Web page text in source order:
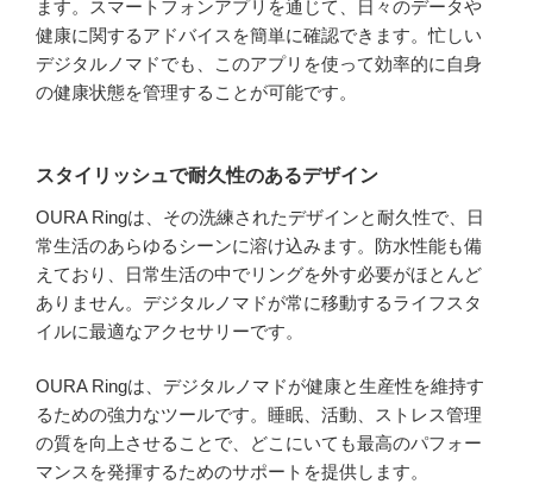
ます。スマートフォンアプリを通じて、日々のデータや
健康に関するアドバイスを簡単に確認できます。忙しい
デジタルノマドでも、このアプリを使って効率的に自身
の健康状態を管理することが可能です。
スタイリッシュで耐久性のあるデザイン
OURA Ringは、その洗練されたデザインと耐久性で、日
常生活のあらゆるシーンに溶け込みます。防水性能も備
えており、日常生活の中でリングを外す必要がほとんど
ありません。デジタルノマドが常に移動するライフスタ
イルに最適なアクセサリーです。
OURA Ringは、デジタルノマドが健康と生産性を維持す
るための強力なツールです。睡眠、活動、ストレス管理
の質を向上させることで、どこにいても最高のパフォー
マンスを発揮するためのサポートを提供します。